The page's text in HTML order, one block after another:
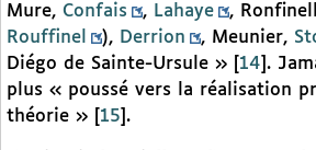
Mure, Confais , Lahaye
,
Rouffinel
), Derrion , Meunier,
Diégo de Sainte-Ursule »
14 .
plus « poussé vers la réalisation
théorie »
15 .